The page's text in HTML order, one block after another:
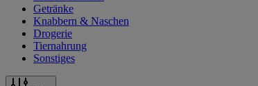
Getränke
Knabbern & Naschen
Drogerie
Tiernahrung
Sonstiges